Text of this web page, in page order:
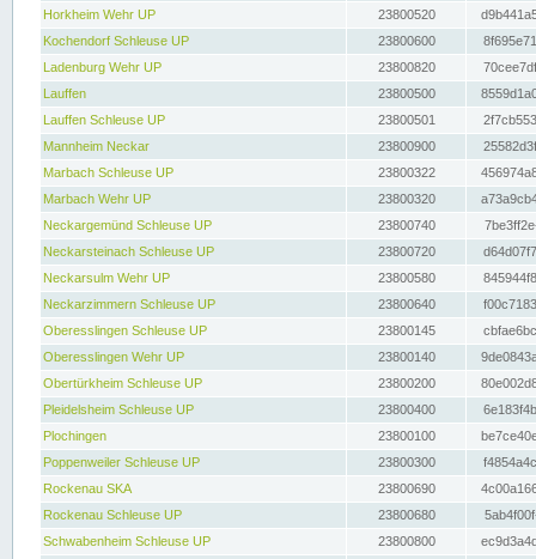
Horkheim Wehr UP
23800520
Kochendorf Schleuse UP
23800600
Ladenburg Wehr UP
23800820
Lauffen
23800500
Lauffen Schleuse UP
23800501
Mannheim Neckar
23800900
Marbach Schleuse UP
23800322
Marbach Wehr UP
23800320
Neckargemünd Schleuse UP
23800740
Neckarsteinach Schleuse UP
23800720
Neckarsulm Wehr UP
23800580
Neckarzimmern Schleuse UP
23800640
Oberesslingen Schleuse UP
23800145
Oberesslingen Wehr UP
23800140
Obertürkheim Schleuse UP
23800200
Pleidelsheim Schleuse UP
23800400
Plochingen
23800100
Poppenweiler Schleuse UP
23800300
Rockenau SKA
23800690
Rockenau Schleuse UP
23800680
Schwabenheim Schleuse UP
23800800